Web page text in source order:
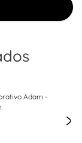
Adam -